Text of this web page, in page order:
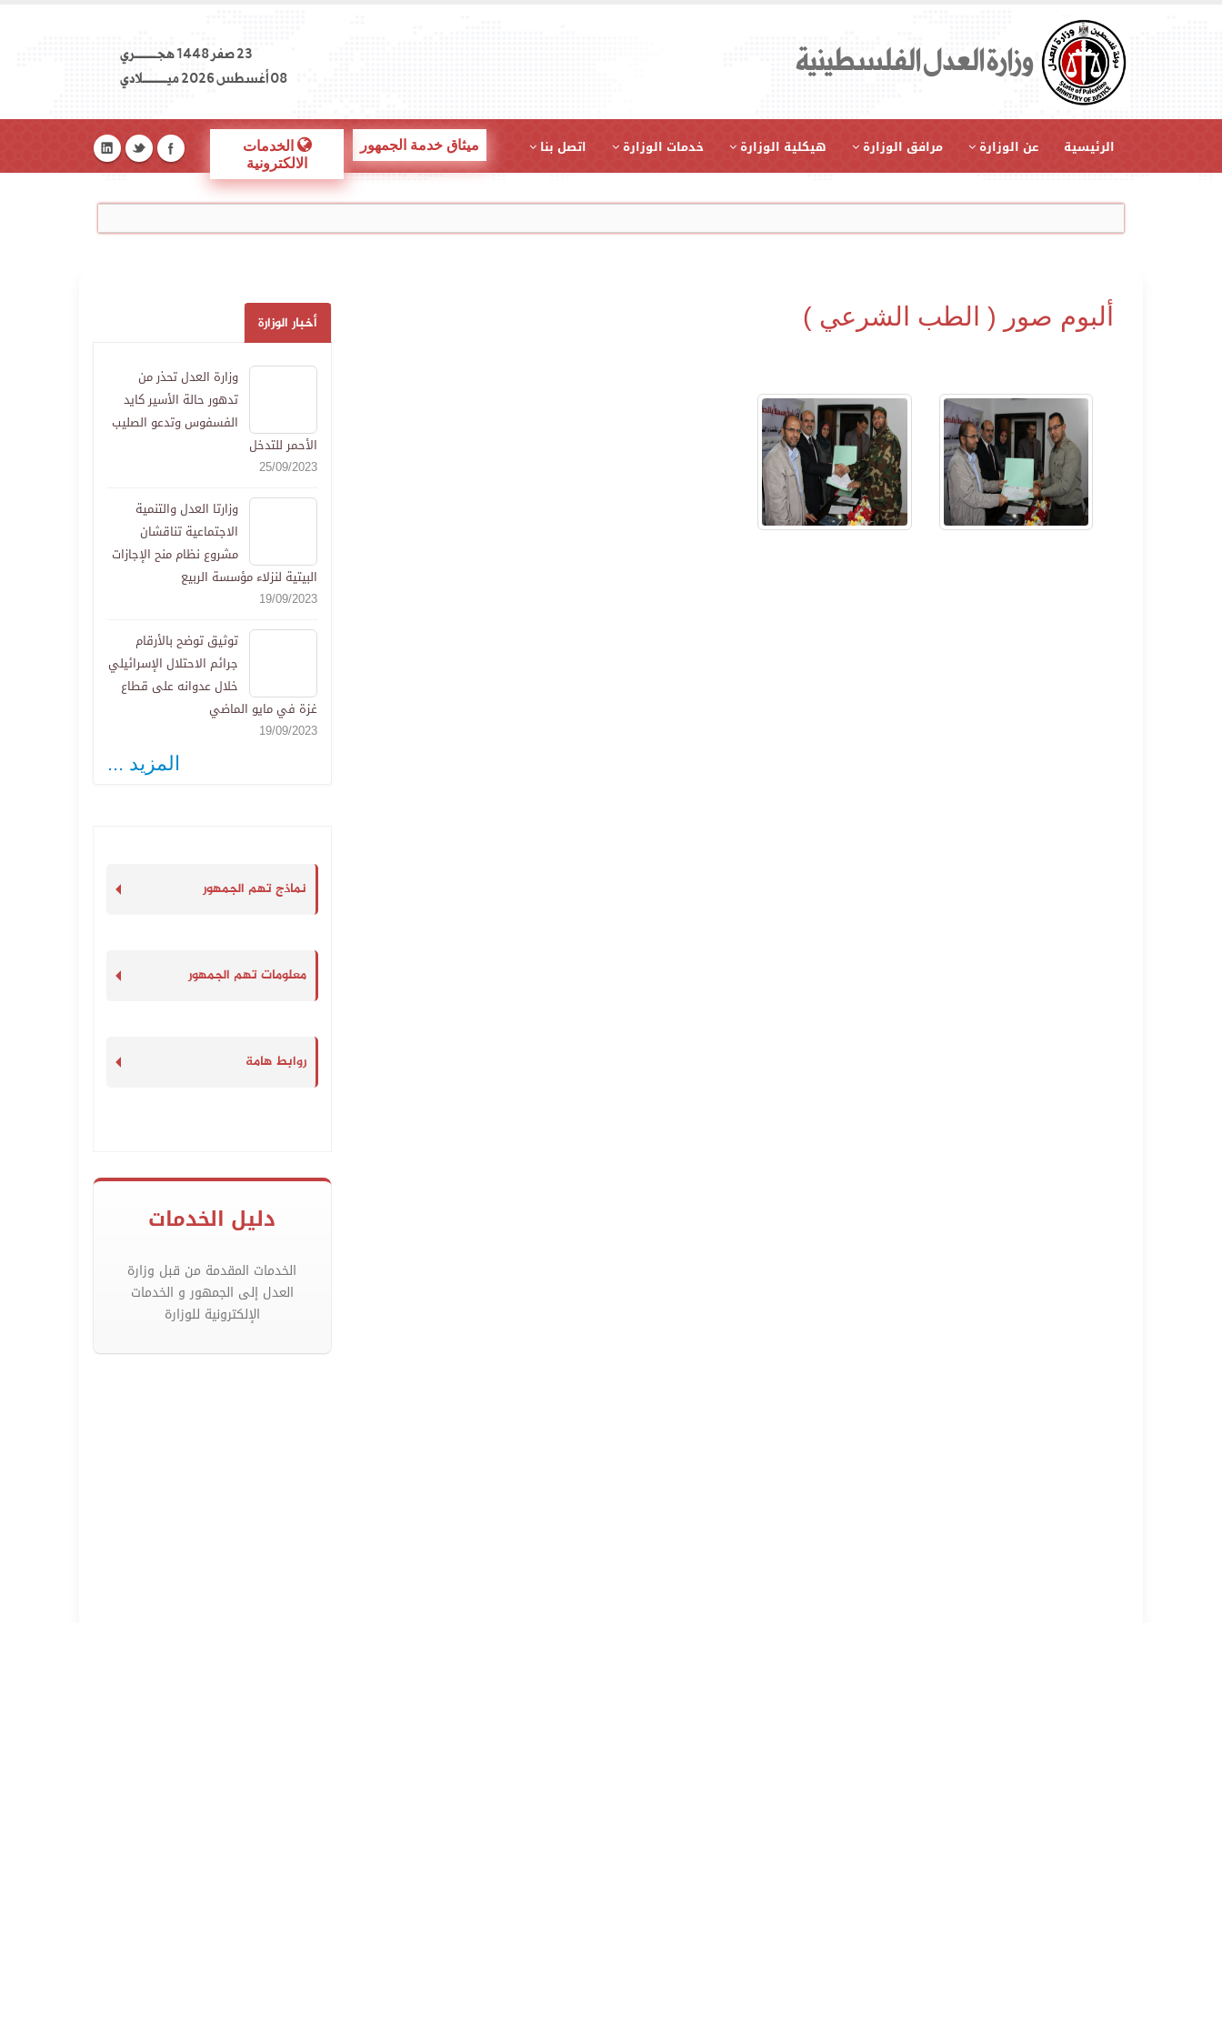
وزارة العدل الفلسطينية
23 صفر 1448 هجــــــــري
08 أغسطس 2026 ميـــــــــلادي
الرئيسية عن الوزارة مرافق الوزارة هيكلية الوزارة خدمات الوزارة اتصل بنا ميثاق خدمة الجمهور
الخدمات
الالكترونية
ألبوم صور ( الطب الشرعي ) أخبار الوزارة
وزارة العدل تحذر من
تدهور حالة الأسير كايد
الفسفوس وتدعو الصليب
الأحمر للتدخل
25/09/2023
وزارتا العدل والتنمية
الاجتماعية تناقشان
مشروع نظام منح الإجازات
البيتية لنزلاء مؤسسة الربيع
19/09/2023
توثيق توضح بالأرقام
جرائم الاحتلال الإسرائيلي
خلال عدوانه على قطاع
غزة في مايو الماضي
19/09/2023
المزيد ...
نماذج تهم الجمهور
معلومات تهم الجمهور
روابط هامة
دليل الخدمات
الخدمات المقدمة من قبل وزارة
العدل إلى الجمهور و الخدمات
الإلكترونية للوزارة